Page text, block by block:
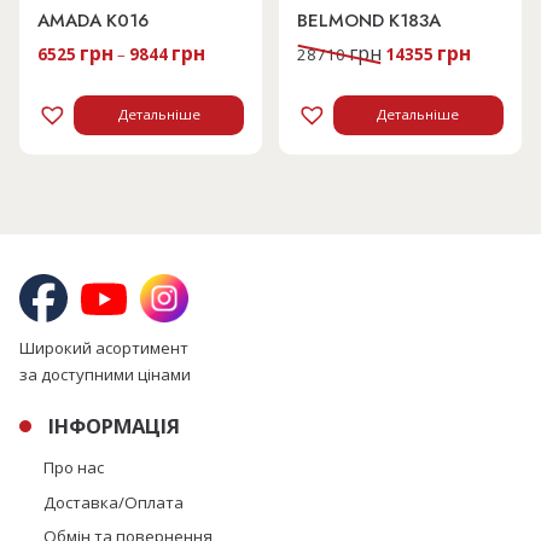
AMADA K016
6525 грн – 9844 грн
Детальніше
BELMOND K183A
28710грн Оригінальна
ціна:
14355 грнПоточна
ціна:
Детальніше
Широкий асортимент
за доступними цінами
ІНФОРМАЦІЯ
Про нас
Доставка/Оплата
Обмін та повернення